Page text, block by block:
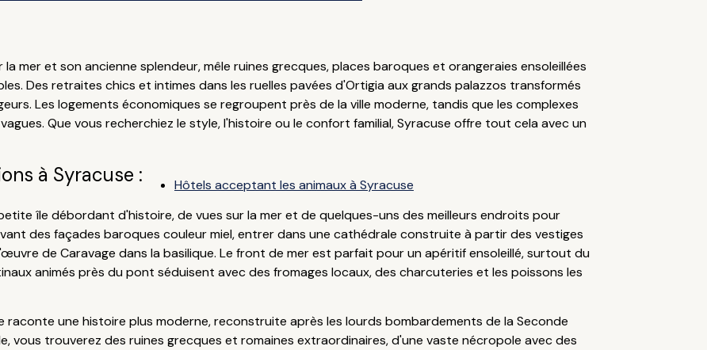
la mer et son ancienne splendeur, mêle ruines grecques, places baroques et orangeraies ensoleillées
Des retraites chics et intimes dans les ruelles pavées d'Ortigia aux grands palazzos transformés
Les logements économiques se regroupent près de la ville moderne, tandis que les complexes
Que vous recherchiez le style, l'histoire ou le confort familial, Syracuse offre tout cela avec un
à Syracuse :
Hôtels acceptant les animaux à Syracuse
île débordant d'histoire, de vues sur la mer et de quelques-uns des meilleurs endroits pour
des façades baroques couleur miel, entrer dans une cathédrale construite à partir des vestiges
de Caravage dans la basilique. Le front de mer est parfait pour un apéritif ensoleillé, surtout du
animés près du pont séduisent avec des fromages locaux, des charcuteries et les poissons les
raconte une histoire plus moderne, reconstruite après les lourds bombardements de la Seconde
vous trouverez des ruines grecques et romaines extraordinaires, d'une vaste nécropole avec des